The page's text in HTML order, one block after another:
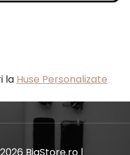
la Huse Personalizate